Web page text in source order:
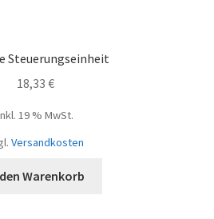
Steuerungseinheit
18,33 €
19 % MwSt.
Versandkosten
Warenkorb